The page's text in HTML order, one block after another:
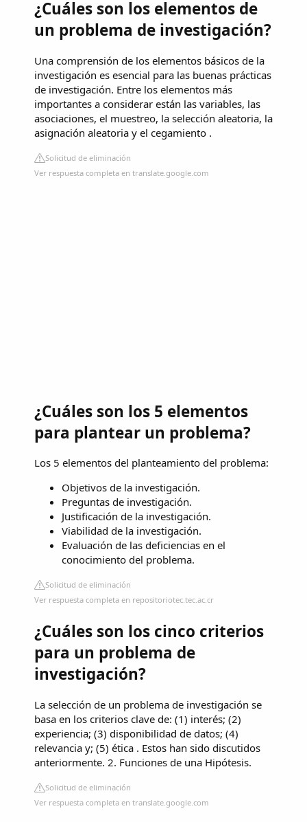
¿Cuáles son los elementos de
un problema de investigación?
Una comprensión de los elementos básicos de la
investigación es esencial para las buenas prácticas
de investigación. Entre los elementos más
importantes a considerar están las variables, las
asociaciones, el muestreo, la selección aleatoria, la
asignación aleatoria y el cegamiento .
Solicitud de eliminación
Ver respuesta completa en translate.google.com
¿Cuáles son los 5 elementos
para plantear un problema?
Los 5 elementos del planteamiento del problema:
Objetivos de la investigación.
Preguntas de investigación.
Justificación de la investigación.
Viabilidad de la investigación.
Evaluación de las deficiencias en el
conocimiento del problema.
Solicitud de eliminación
Ver respuesta completa en repositoriotec.tec.ac.cr
¿Cuáles son los cinco criterios
para un problema de
investigación?
La selección de un problema de investigación se
basa en los criterios clave de: (1) interés; (2)
experiencia; (3) disponibilidad de datos; (4)
relevancia y; (5) ética . Estos han sido discutidos
anteriormente. 2. Funciones de una Hipótesis.
Solicitud de eliminación
Ver respuesta completa en translate.google.com